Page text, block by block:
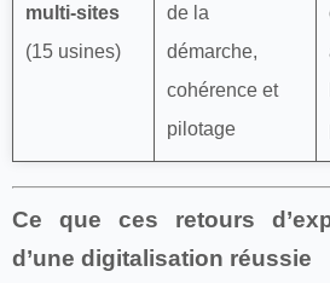
multi-sites
(15 usines)
de la
démarche,
cohérence et
pilotage
Ce que ces retours
d’une digitalisation réussie